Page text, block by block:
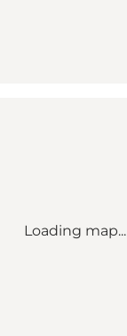
Loading map...